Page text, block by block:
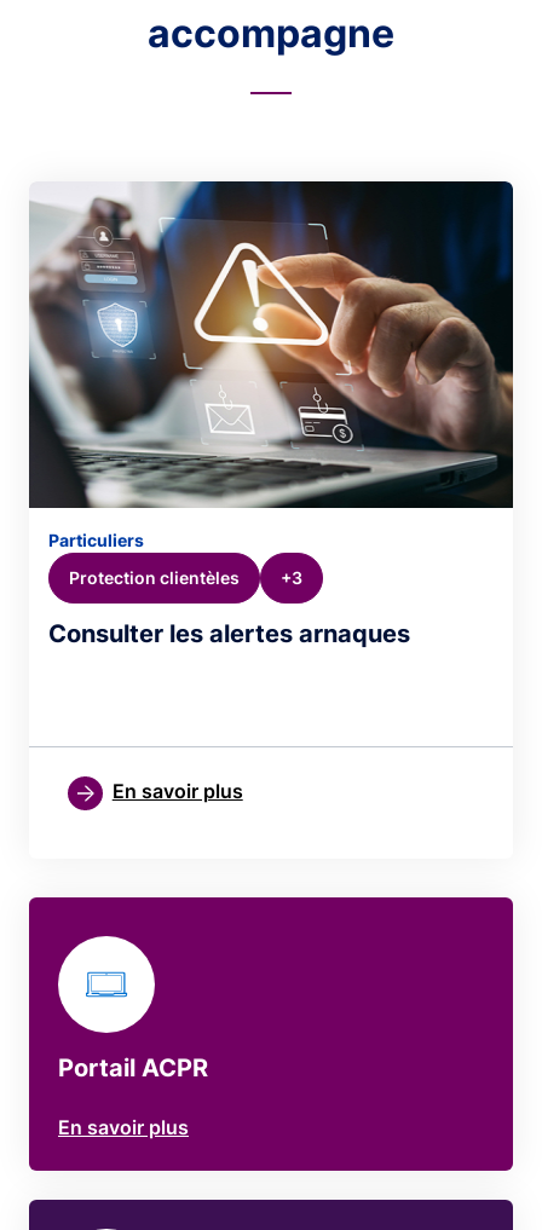
accompagne
Consulter les alertes arnaques
Particuliers
Protection clientèles
+3
En savoir plus
Portail ACPR
En savoir plus